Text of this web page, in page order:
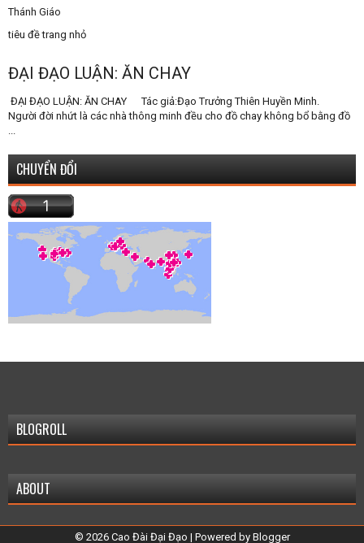
Thánh Giáo
tiêu đề trang nhỏ
ĐẠI ĐẠO LUẬN: ĂN CHAY
ĐẠI ĐẠO LUẬN: ĂN CHAY Tác giả:Đạo Trưởng Thiên Huyền Minh.
Người đời nhứt là các nhà thông minh đều cho đồ chay không bổ bằng đồ
...
CHUYỂN ĐỔI
BLOGROLL
ABOUT
© 2026 Cao Đài Đại Đạo | Powered by Blogger